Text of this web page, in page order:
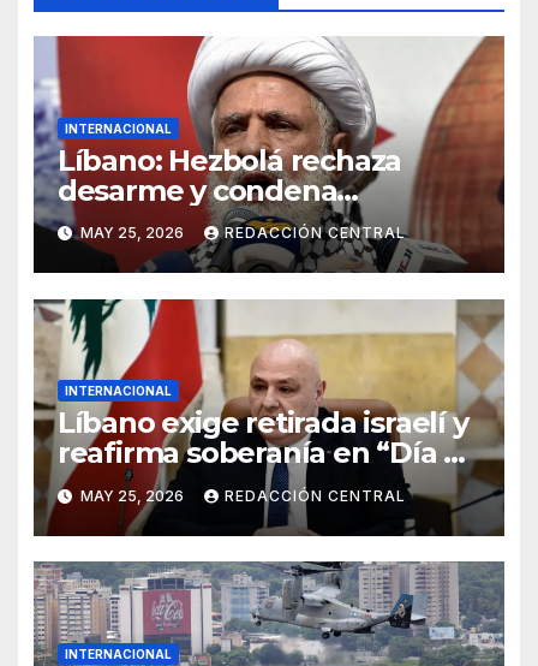
INTERNACIONAL
Líbano: Hezbolá rechaza
desarme y condena
injerencia de EE.UU.
MAY 25, 2026 REDACCIÓN CENTRAL
INTERNACIONAL
Líbano exige retirada israelí y
reafirma soberanía en “Día de
la Resistencia y la Liberación”
MAY 25, 2026 REDACCIÓN CENTRAL
INTERNACIONAL